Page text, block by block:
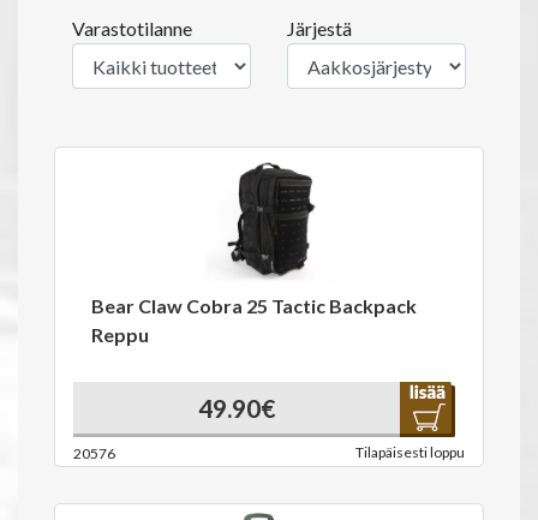
Varastotilanne Järjestä
Bear Claw Cobra 25 Tactic Backpack
Reppu
49.90€
20576 Tilapäisesti loppu